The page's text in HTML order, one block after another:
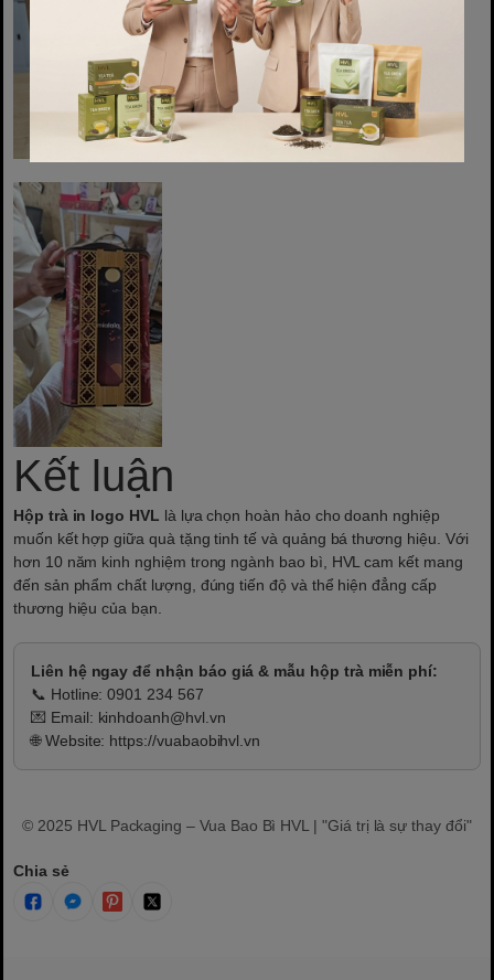
Kết luận
Hộp trà in logo HVL là lựa chọn hoàn hảo cho doanh nghiệp
muốn kết hợp giữa quà tặng tinh tế và quảng bá thương hiệu. Với
hơn 10 năm kinh nghiệm trong ngành bao bì, HVL cam kết mang
đến sản phẩm chất lượng, đúng tiến độ và thể hiện đẳng cấp
thương hiệu của bạn.
Liên hệ ngay để nhận báo giá & mẫu hộp trà miễn phí:
📞 Hotline:0901 234 567
💌 Email: kinhdoanh@hvl.vn
🌐 Website: https://vuabaobihvl.vn
© 2025 HVL Packaging – Vua Bao Bì HVL | "Giá trị là sự thay đổi"
Chia sẻ